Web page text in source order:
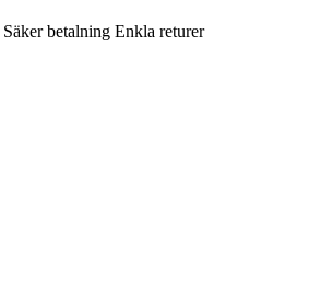
Säker betalning Enkla returer